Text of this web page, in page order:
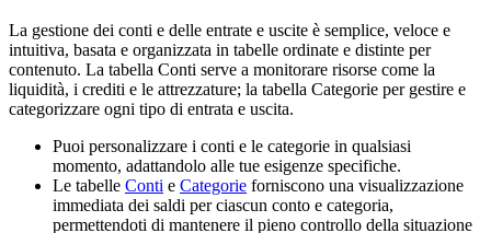
La gestione dei conti e delle entrate e uscite è semplice, veloce e
intuitiva, basata e organizzata in tabelle ordinate e distinte per
contenuto. La tabella Conti serve a monitorare risorse come la
liquidità, i crediti e le attrezzature; la tabella Categorie per gestire e
categorizzare ogni tipo di entrata e uscita.
Puoi personalizzare i conti e le categorie in qualsiasi
momento, adattandolo alle tue esigenze specifiche.
Le tabelle Conti e Categorie forniscono una visualizzazione
immediata dei saldi per ciascun conto e categoria,
permettendoti di mantenere il pieno controllo della situazione